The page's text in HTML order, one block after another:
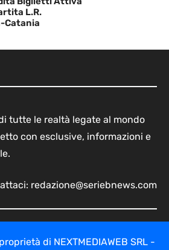
L.R.
Catania
tutte le realtà legate al mondo
con esclusive, informazioni e
redazione@seriebnews.com
di NEXTMEDIAWEB SRL -